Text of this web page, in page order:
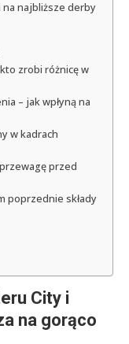
najbliższe derby
zrobi różnicę w
– jak wpłyną na
w kadrach
przed
poprzednie składy
City i
na gorąco